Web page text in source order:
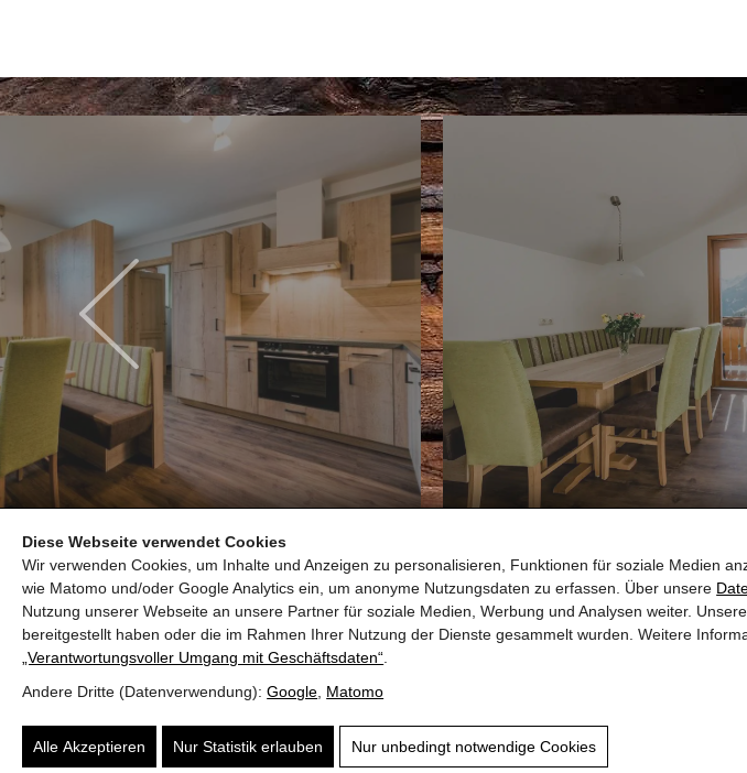
Diese Webseite verwendet Cookies
Wir verwenden Cookies, um Inhalte und Anzeigen zu personalisieren, Funktionen für soziale Medien
wie Matomo und/oder Google Analytics ein, um anonyme Nutzungsdaten zu erfassen. Über unsere
Nutzung unserer Webseite an unsere Partner für soziale Medien, Werbung und Analysen weiter.
bereitgestellt haben oder die im Rahmen Ihrer Nutzung der Dienste gesammelt wurden. Weitere
„Verantwortungsvoller Umgang mit Geschäftsdaten“
Andere Dritte (Datenverwendung):Google Matomo
Alle Akzeptieren Nur Statistik erlauben Nur unbedingt notwendige Cookies
(2- 4 PERSONEN) MOOSKOPF (2
MÖNCHSBERGHOF
Familie Schaidreiter
Brandstattweg 5, 5603 Kleinarl